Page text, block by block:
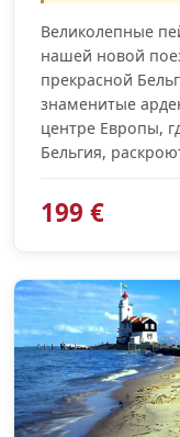
Великолепные
нашей новой
прекрасной
знаменитые
центре Европы,
Бельгия,
199 €